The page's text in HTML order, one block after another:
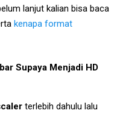
lanjut kalian bisa baca
kenapa format
Supaya Menjadi HD
terlebih dahulu lalu